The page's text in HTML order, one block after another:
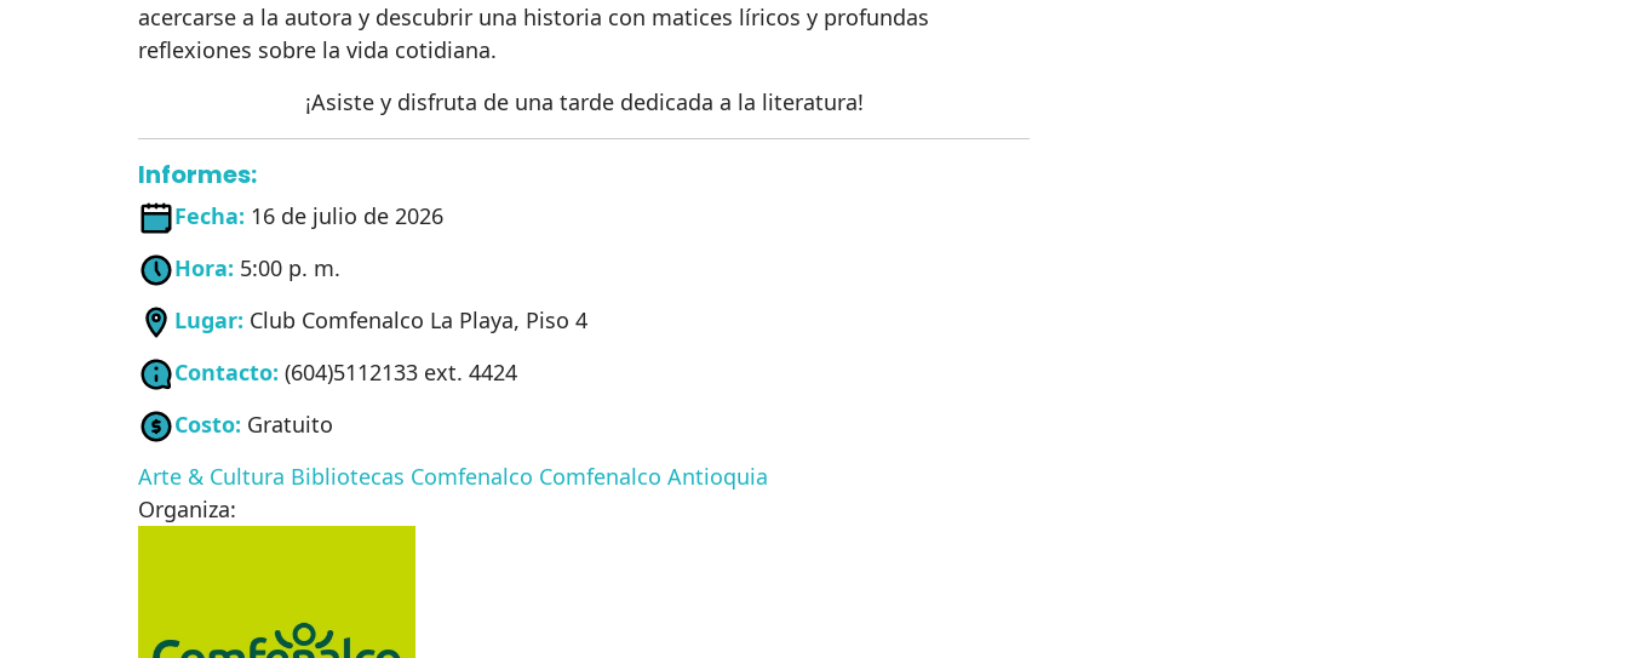
acercarse a la autora y descubrir una historia con matices líricos y profundas
reflexiones sobre la vida cotidiana.
¡Asiste y disfruta de una tarde dedicada a la literatura!
Informes:
Fecha: 16 de julio de 2026
Hora: 5:00 p. m.
Lugar: Club Comfenalco La Playa, Piso 4
Contacto: (604)5112133 ext. 4424
Costo: Gratuito
Arte & Cultura Bibliotecas Comfenalco Comfenalco Antioquia
Organiza: